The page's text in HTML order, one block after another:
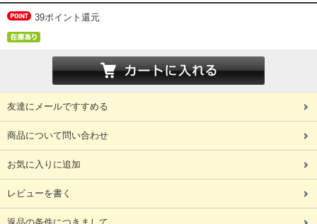
39ポイント還元
友達にメールですすめる
商品について問い合わせ
お気に入りに追加
レビューを書く